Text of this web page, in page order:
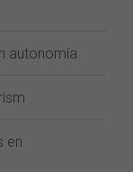
autonomía
en